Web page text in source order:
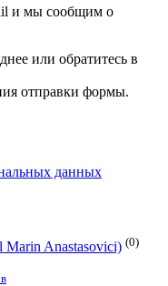
и мы сообщим о
или обратитесь в
отправки формы.
данных
Anastasovici) (0)